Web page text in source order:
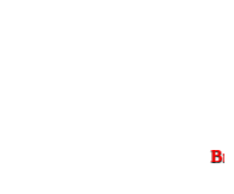
Внимание!